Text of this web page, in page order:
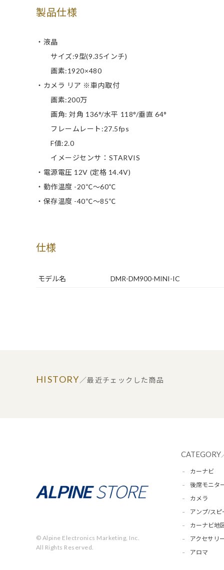
製品仕様
・液晶
サイズ:9型(9.35インチ)
画素:1920×480
・カメラ リア ※車内取付
画素:200万
画角: 対角 136°/水平 118°/垂直 64°
フレームレート:27.5fps
F値:2.0
イメージセンサ：STARVIS
・電源電圧 12V (定格 14.4V)
・動作温度 -20℃～60℃
・保存温度 -40℃～85℃
仕様
モデル名 DMR-DM900-MINI-IC
HISTORY／最近チェックした商品
© Alpine Electronics Marketing, Inc.
All Rights Reserved.
CATEGORY
カーナビ
後席モニタ
カメラ
アンプ/スピ
カーナビ地
アクセサリ
アロマ